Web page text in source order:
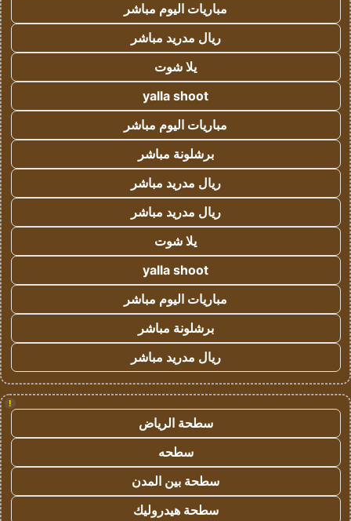
مباريات اليوم مباشر
ريال مدريد مباشر
يلا شوت
yalla shoot
مباريات اليوم مباشر
برشلونة مباشر
ريال مدريد مباشر
ريال مدريد مباشر
يلا شوت
yalla shoot
مباريات اليوم مباشر
برشلونة مباشر
ريال مدريد مباشر
!
سطحة الرياض
سطحه
سطحة بين المدن
سطحة هيدروليك